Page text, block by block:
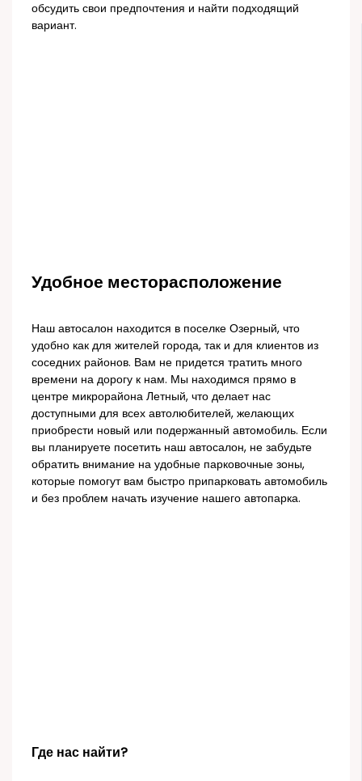
обсудить свои предпочтения и найти подходящий
вариант.
Удобное месторасположение
Наш автосалон находится в поселке Озерный, что
удобно как для жителей города, так и для клиентов из
соседних районов. Вам не придется тратить много
времени на дорогу к нам. Мы находимся прямо в
центре микрорайона Летный, что делает нас
доступными для всех автолюбителей, желающих
приобрести новый или подержанный автомобиль. Если
вы планируете посетить наш автосалон, не забудьте
обратить внимание на удобные парковочные зоны,
которые помогут вам быстро припарковать автомобиль
и без проблем начать изучение нашего автопарка.
Где нас найти?